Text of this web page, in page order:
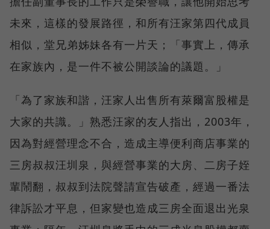
未來，這樣的發展路徑，和所有汪家第四代成員
相似，堂兄弟姊妹各有一片天；「事實上，傳承
在家族內，是一件不被公開談論的議題。」
「為了家族和諧，汪家人出售所有萊爾富股權是
大家的共識。」熟悉汪家的友人指出，2003年，
因為對經營理念不合，造成主導便利商店事業的
三房叔叔汪圳泉，與經營事業的大房、二房子姪
輩鬧翻，叔叔到法院聲請宣告破產，經過一番法
律訴訟才平息，但家變也造成三房全面退出光泉